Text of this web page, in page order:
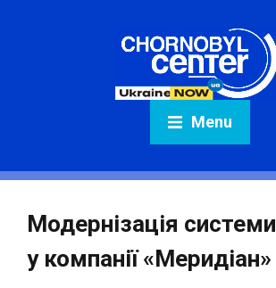
Menu
Модернізація
у компанії «Меридіан»